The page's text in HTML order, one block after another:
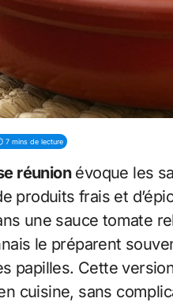
7 mins de lecture
réunionévoque les
produits frais et
une sauce tomate
le préparent
papilles. Cette
cuisine, sans